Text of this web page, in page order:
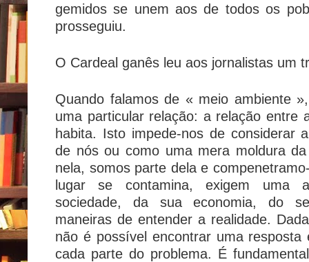
gemidos se unem aos de todos os
prosseguiu.
O Cardeal ganês leu aos jornalistas um
Quando falamos de « meio ambiente
uma particular relação: a relação entre
habita. Isto impede-nos de considerar
de nós ou como uma mera moldura
nela, somos parte dela e
lugar se contamina, exigem uma
sociedade, da sua economia, do
maneiras de entender a realidade.
não é possível encontrar uma resposta
cada parte do problema. É